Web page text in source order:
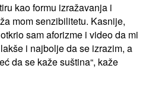
kao formu izražavanja i
mom senzibilitetu. Kasnije,
sam aforizme i video da mi
i najbolje da se izrazim, a
da se kaže suština“, kaže